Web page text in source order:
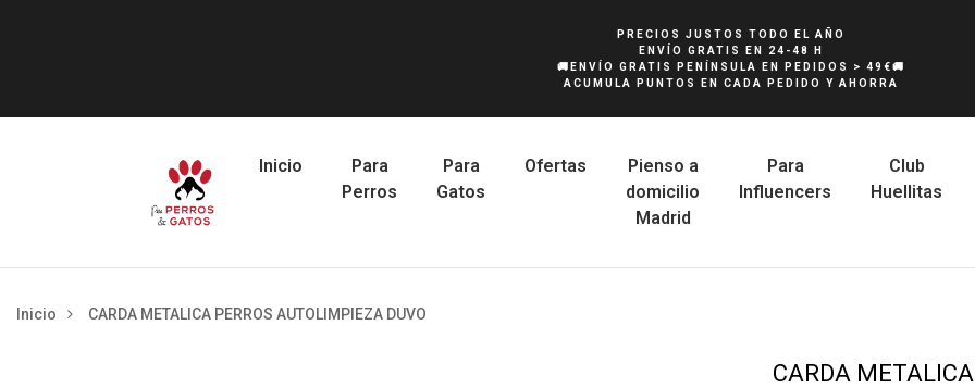
PRECIOS JUSTOS TODO EL AÑO
ENVÍO GRATIS EN 24-48 H
🚚ENVÍO GRATIS PENÍNSULA EN PEDIDOS > 49€🚚
ACUMULA PUNTOS EN CADA PEDIDO Y AHORRA
Inicio
Para
Perros
Para
Gatos
Ofertas
Pienso a
domicilio
Madrid
Para
Influencers
Club
Huellitas
Inicio CARDA METALICA PERROS AUTOLIMPIEZA DUVO
CARDA